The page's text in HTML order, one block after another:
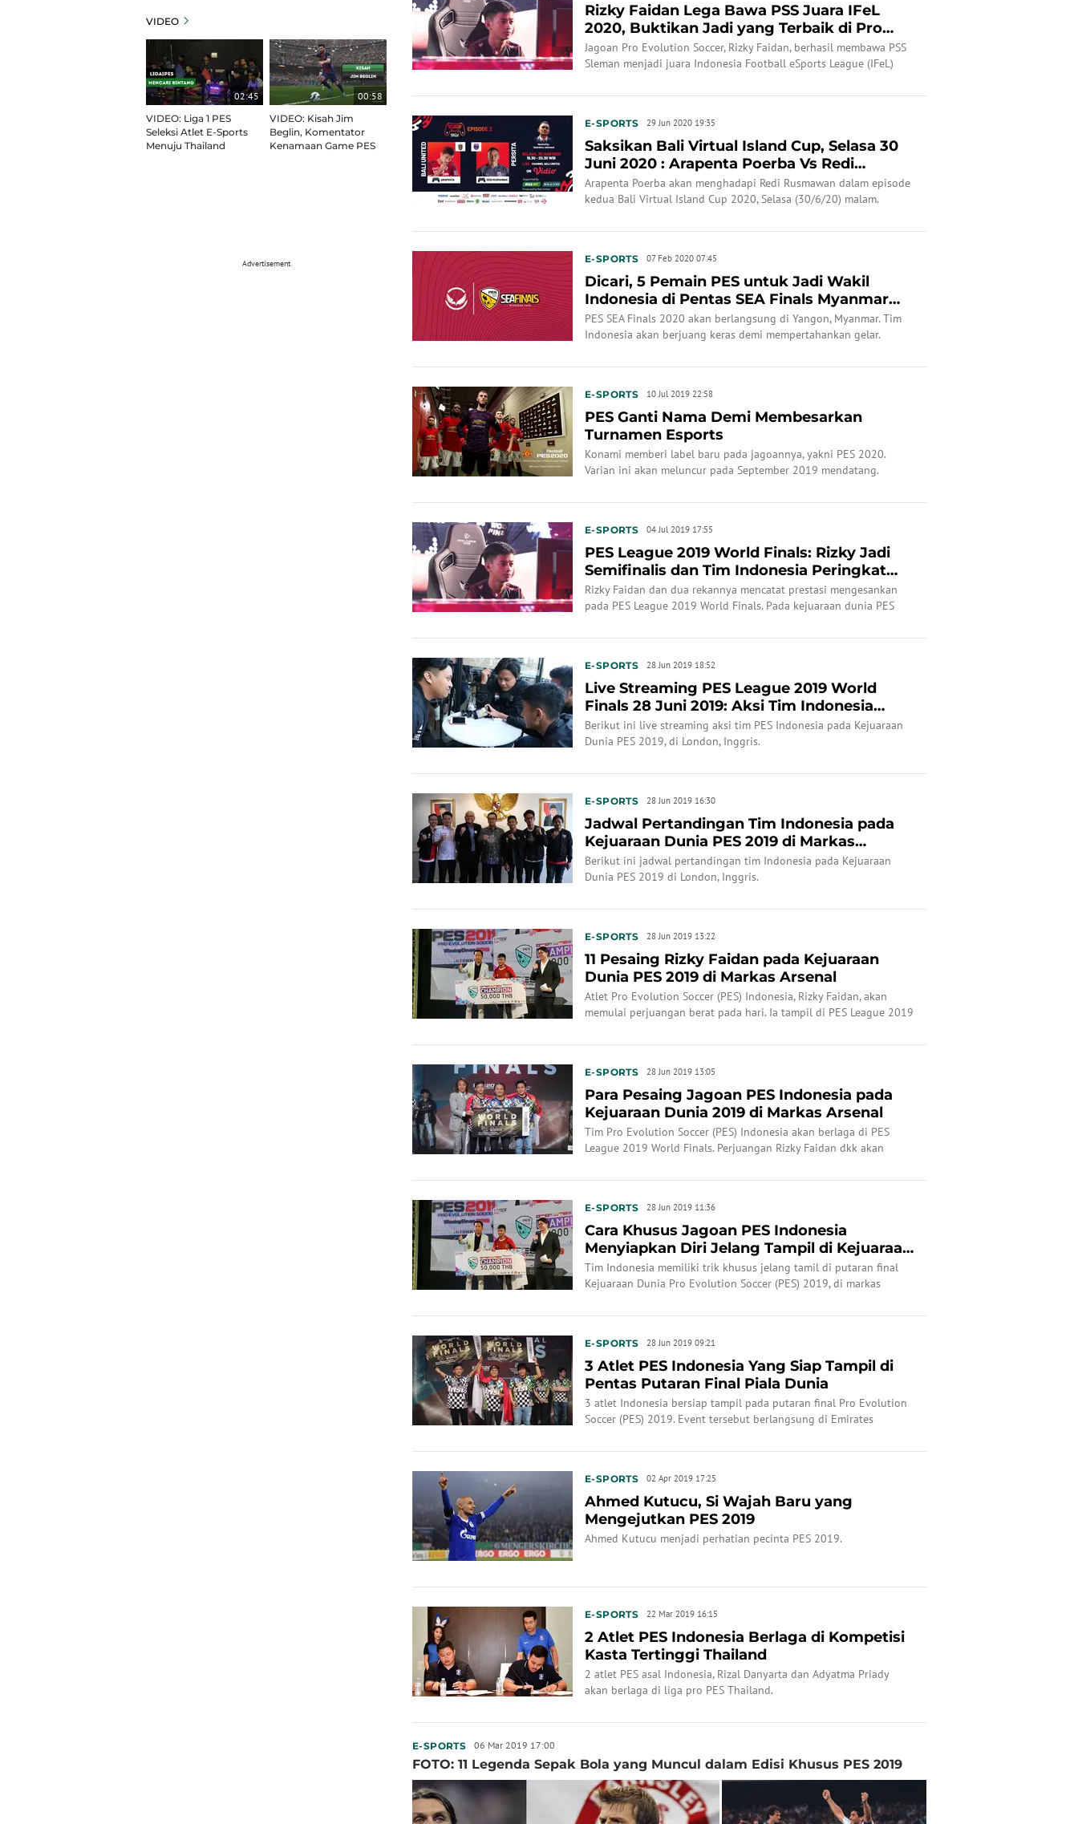
VIDEO
02:45
VIDEO: Liga 1 PES
Seleksi Atlet E-Sports
Menuju Thailand
00:58
VIDEO: Kisah Jim
Beglin, Komentator
Kenamaan Game PES
Advertisement
Rizky Faidan Lega Bawa PSS Juara IFeL
2020, Buktikan Jadi yang Terbaik di Pro
Evolution So...
Jagoan Pro Evolution Soccer, Rizky Faidan, berhasil membawa PSS
Sleman menjadi juara Indonesia Football eSports League (IFeL)
E-SPORTS 29 Jun 2020 19:35
Saksikan Bali Virtual Island Cup, Selasa 30
Juni 2020 : Arapenta Poerba Vs Redi
Rusmawan
Arapenta Poerba akan menghadapi Redi Rusmawan dalam episode
kedua Bali Virtual Island Cup 2020, Selasa (30/6/20) malam.
E-SPORTS 07 Feb 2020 07:45
Dicari, 5 Pemain PES untuk Jadi Wakil
Indonesia di Pentas SEA Finals Myanmar
2020
PES SEA Finals 2020 akan berlangsung di Yangon, Myanmar. Tim
Indonesia akan berjuang keras demi mempertahankan gelar.
E-SPORTS 10 Jul 2019 22:58
PES Ganti Nama Demi Membesarkan
Turnamen Esports
Konami memberi label baru pada jagoannya, yakni PES 2020.
Varian ini akan meluncur pada September 2019 mendatang.
E-SPORTS 04 Jul 2019 17:55
PES League 2019 World Finals: Rizky Jadi
Semifinalis dan Tim Indonesia Peringkat
Dua
Rizky Faidan dan dua rekannya mencatat prestasi mengesankan
pada PES League 2019 World Finals. Pada kejuaraan dunia PES
menjadi runner-up.
E-SPORTS 28 Jun 2019 18:52
Live Streaming PES League 2019 World
Finals 28 Juni 2019: Aksi Tim Indonesia
Malam Ini
Berikut ini live streaming aksi tim PES Indonesia pada Kejuaraan
Dunia PES 2019, di London, Inggris.
E-SPORTS 28 Jun 2019 16:30
Jadwal Pertandingan Tim Indonesia pada
Kejuaraan Dunia PES 2019 di Markas
Arsenal
Berikut ini jadwal pertandingan tim Indonesia pada Kejuaraan
Dunia PES 2019 di London, Inggris.
E-SPORTS 28 Jun 2019 13:22
11 Pesaing Rizky Faidan pada Kejuaraan
Dunia PES 2019 di Markas Arsenal
Atlet Pro Evolution Soccer (PES) Indonesia, Rizky Faidan, akan
memulai perjuangan berat pada hari. Ia tampil di PES League 2019
E-SPORTS 28 Jun 2019 13:05
Para Pesaing Jagoan PES Indonesia pada
Kejuaraan Dunia 2019 di Markas Arsenal
Tim Pro Evolution Soccer (PES) Indonesia akan berlaga di PES
League 2019 World Finals. Perjuangan Rizky Faidan dkk akan
E-SPORTS 28 Jun 2019 11:36
Cara Khusus Jagoan PES Indonesia
Menyiapkan Diri Jelang Tampil di Kejuaraan
Dunia
Tim Indonesia memiliki trik khusus jelang tamil di putaran final
Kejuaraan Dunia Pro Evolution Soccer (PES) 2019, di markas
E-SPORTS 28 Jun 2019 09:21
3 Atlet PES Indonesia Yang Siap Tampil di
Pentas Putaran Final Piala Dunia
3 atlet Indonesia bersiap tampil pada putaran final Pro Evolution
Soccer (PES) 2019. Event tersebut berlangsung di Emirates
E-SPORTS 02 Apr 2019 17:25
Ahmed Kutucu, Si Wajah Baru yang
Mengejutkan PES 2019
Ahmed Kutucu menjadi perhatian pecinta PES 2019.
E-SPORTS 22 Mar 2019 16:15
2 Atlet PES Indonesia Berlaga di Kompetisi
Kasta Tertinggi Thailand
2 atlet PES asal Indonesia, Rizal Danyarta dan Adyatma Priady
akan berlaga di liga pro PES Thailand.
E-SPORTS 06 Mar 2019 17:00
FOTO: 11 Legenda Sepak Bola yang Muncul dalam Edisi Khusus PES 2019